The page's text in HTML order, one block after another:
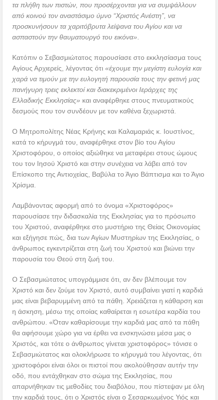
τα πλήθη των πιστών, που προσέρχονται για να συμψάλλουν
από κοινού τον αναστάσιμο ύμνο “Χριστός Ανέστη”, να
προσκυνήσουν τα χαριτόβρυτα λείψανα του Αγίου και να
ασπαστούν την θαυματουργό του εικόνα»
Κατόπιν ο Σεβασμιώτατος παρουσίασε στο εκκλησίασμα τους
Αγίους Αρχιερείς, λέγοντας ότι«έχουμε την μεγίστη ευλογία και
χαρά να τιμούν με την ευλογητή παρουσία τους την φετινή μας
πανήγυρη τρεις εκλεκτοί και διακεκριμένοι Ιεράρχες της
Ελλαδικής Εκκλησίας» και αναφέρθηκε στους πνευματικούς
δεσμούς που τον συνδέουν με τον καθένα ξεχωριστά.
Ο Μητροπολίτης Νέας Κρήνης και Καλαμαριάς κ. Ιουστίνος,
κατά το κήρυγμά του, αναφέρθηκε στον βίο του Αγίου
Χριστοφόρου, ο οποίος αξιώθηκε να μεταφέρει στους ώμους
του τον Ιησού Χριστό και στην συνέχεια να λάβει από τον
Επίσκοπο της Αντιοχείας, Βαβύλα το Άγιο Βάπτισμα και το Άγιο
Χρίσμα.
Λαμβάνοντας αφορμή από το όνομα «Χριστοφόρος»
παρουσίασε την διδασκαλία της Εκκλησίας για το πρόσωπο
του Χριστού, αναφέρθηκε στο μυστήριο της Θείας Οικονομίας
και εξήγησε πώς, δια των Αγίων Μυστηρίων της Εκκλησίας, ο
άνθρωπος εγκεντρίζεται στη ζωή του Χριστού και βιώνει την
παρουσία του Θεού στη ζωή του.
Ο Σεβασμιώτατος υπογράμμισε ότι, αν δεν βλέπουμε τον
Χριστό και δεν ζούμε τον Χριστό, αυτό συμβαίνει γιατί η καρδιά
μας είναι βεβαρυμμένη από τα πάθη. Χρειάζεται η κάθαρση και
η άσκηση, μέσω της οποίας καθαίρεται η εσωτέρα καρδία του
ανθρώπου. «Όταν καθαρίσουμε την καρδιά μας από τα πάθη
θα αφήσουμε χώρο για να έρθει να ενσκηνώσει μέσα μας ο
Χριστός, και τότε ο άνθρωπος γίνεται χριστοφόρος» τόνισε ο
Σεβασμιώτατος και ολοκλήρωσε το κήρυγμά του λέγοντας, ότι
χριστοφόροι είναι όλοι οι πιστοί που ακολούθησαν αυτήν την
οδό, που εντάχθηκαν στο σώμα της Εκκλησίας, που
απαρνήθηκαν τις μεθοδίες του διαβόλου, που πίστεψαν με όλη
την καρδιά τους, ότι ο Χριστός είναι ο Σεσαρκωμένος Υιός και